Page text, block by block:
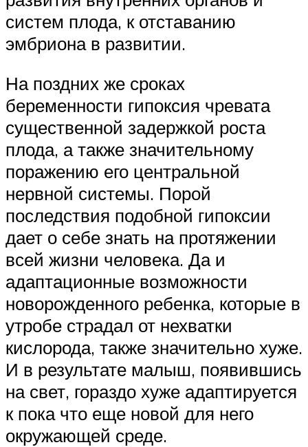
систем плода, к отставанию
эмбриона в развитии.
На поздних же сроках
беременности гипоксия чревата
существенной задержкой роста
плода, а также значительному
поражению его центральной
нервной системы. Порой
последствия подобной гипоксии
дает о себе знать на протяжении
всей жизни человека. Да и
адаптационные возможности
новорожденного ребенка, которые в
утробе страдал от нехватки
кислорода, также значительно хуже.
И в результате малыш, появившись
на свет, гораздо хуже адаптируется
к пока что еще новой для него
окружающей среде.